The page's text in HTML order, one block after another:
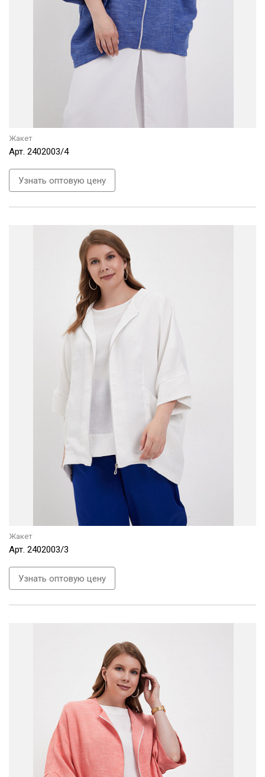
Жакет
Арт. 2402003/4
Узнать оптовую цену
Жакет
Арт. 2402003/3
Узнать оптовую цену